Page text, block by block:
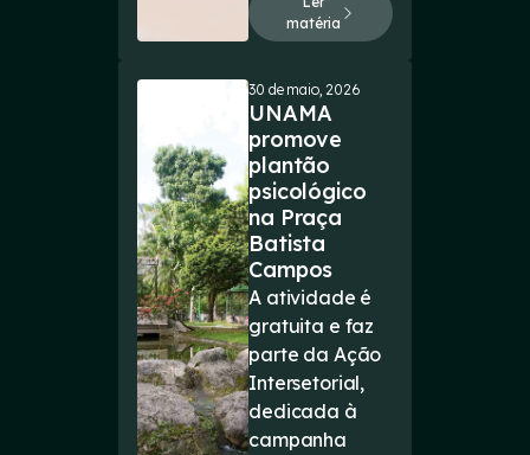
matéria
30 de maio, 2026
UNAMA
promove
plantão
psicológico
na Praça
Batista
Campos
A atividade é
gratuita e faz
parte da Ação
Intersetorial,
dedicada à
campanha